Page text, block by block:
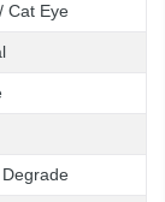
Cat Eye
Degrade